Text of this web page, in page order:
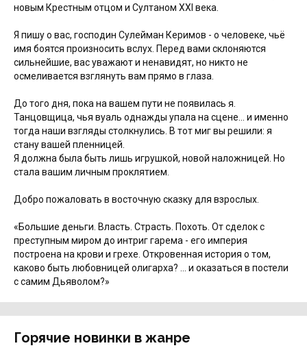
новым Крестным отцом и Султаном XXI века.
Я пишу о вас, господин Сулейман Керимов - о человеке, чьё
имя боятся произносить вслух. Перед вами склоняются
сильнейшие, вас уважают и ненавидят, но никто не
осмеливается взглянуть вам прямо в глаза.
До того дня, пока на вашем пути не появилась я.
Танцовщица, чья вуаль однажды упала на сцене... и именно
тогда наши взгляды столкнулись. В тот миг вы решили: я
стану вашей пленницей.
Я должна была быть лишь игрушкой, новой наложницей. Но
стала вашим личным проклятием.
Добро пожаловать в восточную сказку для взрослых.
«Большие деньги. Власть. Страсть. Похоть. От сделок с
преступным миром до интриг гарема - его империя
построена на крови и грехе. Откровенная история о том,
каково быть любовницей олигарха? ... и оказаться в постели
с самим Дьяволом?»
Горячие новинки в жанре